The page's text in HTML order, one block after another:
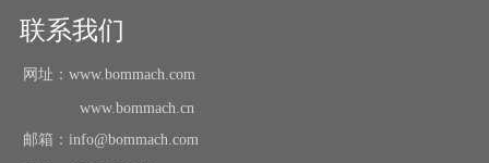
联系我们
网址：www.bommach.com
www.bommach.cn
邮箱：info@bommach.com